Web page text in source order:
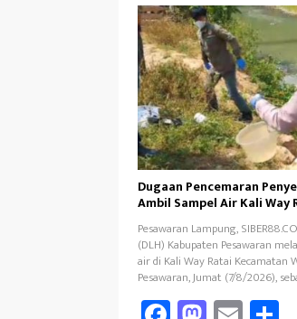
Dugaan Pencemaran
Ambil Sampel Air Kali Way
Pesawaran Lampung,
(DLH) Kabupaten Pesawaran
air di Kali Way Ratai Kecamatan
Pesawaran, Jumat (7/8/2026),